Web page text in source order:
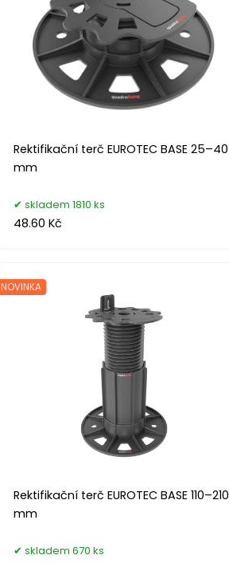
Rektifikační terč EUROTEC BASE 25–40
mm
skladem 1810 ks
48.60 Kč
Rektifikační terč EUROTEC BASE 110–210
mm
NOVINKA
skladem 670 ks